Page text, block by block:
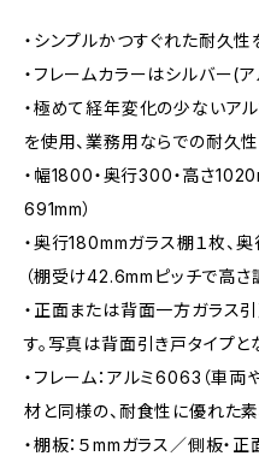
・シンプルかつすぐれた耐久性
・フレームカラーはシルバー(ア
・極めて経年変化の少ないア
を使用、業務用ならでの耐久性
・幅1800・奥行300・高さ
691mm）
・奥行180mmガラス棚１枚、
（棚受け42.6mmピッチで高さ
・正面または背面一方ガラス
す。写真は背面引き戸タイプとな
・フレーム：アルミ6063（車
材と同様の、耐食性に優れた素
・棚板：５mmガラス／側板・正